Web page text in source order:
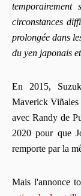
temporairement
circonstances
prolongée dans
du yen japonais
En 2015,
Maverick Viñales
avec Randy de
2020 pour que
remporte par la
Mais l'annonce